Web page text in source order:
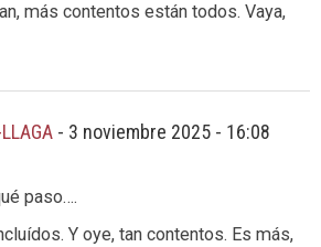
más contentos están todos. Vaya,
- 3 noviembre 2025 - 16:08
paso….
Y oye, tan contentos. Es más,